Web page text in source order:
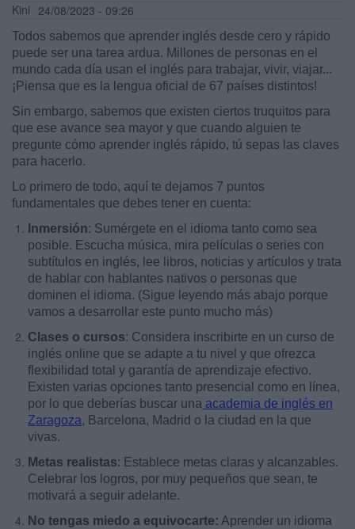
Kini 24/08/2023 - 09:26
Todos sabemos que aprender inglés desde cero y rápido
puede ser una tarea ardua. Millones de personas en el
mundo cada día usan el inglés para trabajar, vivir, viajar...
¡Piensa que es la lengua oficial de 67 países distintos!
Sin embargo, sabemos que existen ciertos truquitos para
que ese avance sea mayor y que cuando alguien te
pregunte cómo aprender inglés rápido, tú sepas las claves
para hacerlo.
Lo primero de todo, aquí te dejamos 7 puntos
fundamentales que debes tener en cuenta:
Inmersión: Sumérgete en el idioma tanto como sea
posible. Escucha música, mira películas o series con
subtítulos en inglés, lee libros, noticias y artículos y trata
de hablar con hablantes nativos o personas que
dominen el idioma. (Sigue leyendo más abajo porque
vamos a desarrollar este punto mucho más)
Clases o cursos: Considera inscribirte en un curso de
inglés online que se adapte a tu nivel y que ofrezca
flexibilidad total y garantía de aprendizaje efectivo.
Existen varias opciones tanto presencial como en línea,
por lo que deberías buscar una academia de inglés en
Zaragoza, Barcelona, Madrid o la ciudad en la que
vivas.
Metas realistas: Establece metas claras y alcanzables.
Celebrar los logros, por muy pequeños que sean, te
motivará a seguir adelante.
No tengas miedo a equivocarte: Aprender un idioma